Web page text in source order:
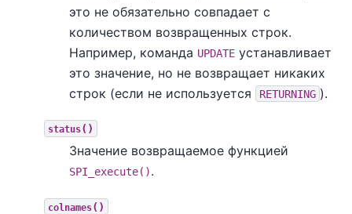
это не обязательно совпадает с
количеством возвращенных строк.
Например, команда UPDATE устанавливает
это значение, но не возвращает никаких
строк (если не используется
RETURNING ).
status()
Значение возвращаемое функцией
SPI_execute().
colnames()